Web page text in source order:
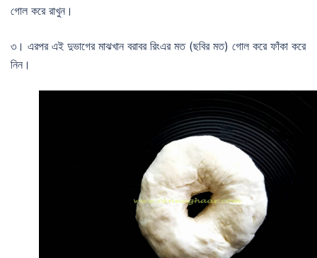
গোল করে রাখুন।
৩। এরপর এই দুভাগের মাঝখান বরাবর রিংএর মত (ছবির মত) গোল করে ফাঁকা করে
নিন।